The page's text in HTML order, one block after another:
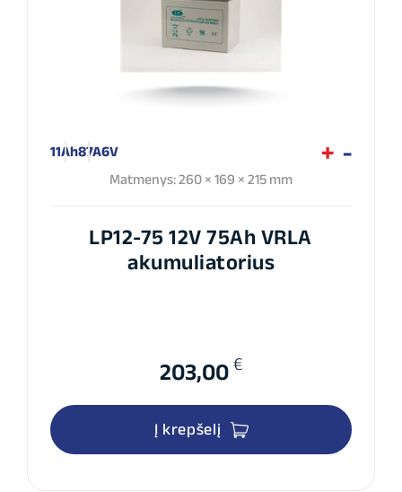
11Ah87A6V
Matmenys: 260 × 169 × 215 mm
LP12-75 12V 75Ah VRLA
akumuliatorius
203,00 €
Į krepšelį